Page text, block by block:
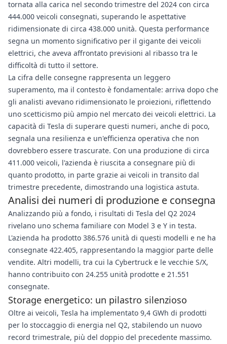
tornata alla carica nel secondo trimestre del 2024 con circa
444.000 veicoli consegnati, superando le aspettative
ridimensionate di circa 438.000 unità. Questa performance
segna un momento significativo per il gigante dei veicoli
elettrici, che aveva affrontato previsioni al ribasso tra le
difficoltà di tutto il settore.
La cifra delle consegne rappresenta un leggero
superamento, ma il contesto è fondamentale: arriva dopo che
gli analisti avevano ridimensionato le proiezioni, riflettendo
uno scetticismo più ampio nel mercato dei veicoli elettrici. La
capacità di Tesla di superare questi numeri, anche di poco,
segnala una resilienza e un'efficienza operativa che non
dovrebbero essere trascurate. Con una produzione di circa
411.000 veicoli, l'azienda è riuscita a consegnare più di
quanto prodotto, in parte grazie ai veicoli in transito dal
trimestre precedente, dimostrando una logistica astuta.
Analisi dei numeri di produzione e consegna
Analizzando più a fondo, i risultati di Tesla del Q2 2024
rivelano uno schema familiare con Model 3 e Y in testa.
L'azienda ha prodotto 386.576 unità di questi modelli e ne ha
consegnate 422.405, rappresentando la maggior parte delle
vendite. Altri modelli, tra cui la Cybertruck e le vecchie S/X,
hanno contribuito con 24.255 unità prodotte e 21.551
consegnate.
Storage energetico: un pilastro silenzioso
Oltre ai veicoli, Tesla ha implementato 9,4 GWh di prodotti
per lo stoccaggio di energia nel Q2, stabilendo un nuovo
record trimestrale, più del doppio del precedente massimo.